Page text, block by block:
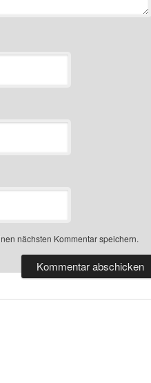
nächsten Kommentar speichern.